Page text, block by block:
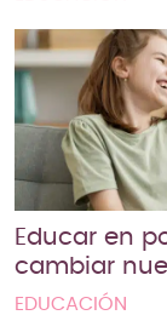
Educar en
cambiar
EDUCACIÓN